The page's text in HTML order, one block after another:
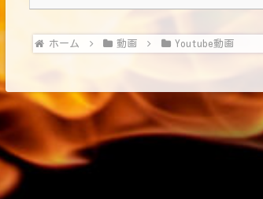
ホーム 動画 Youtube動画